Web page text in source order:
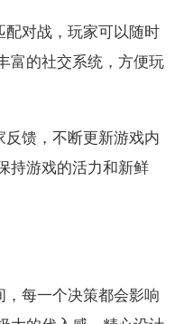
配对战，玩家可以随时
富的社交系统，方便玩
反馈，不断更新游戏内
持游戏的活力和新鲜
，每一个决策都会影响